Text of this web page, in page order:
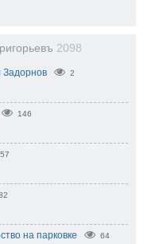
2098
2
146
на парковке 64